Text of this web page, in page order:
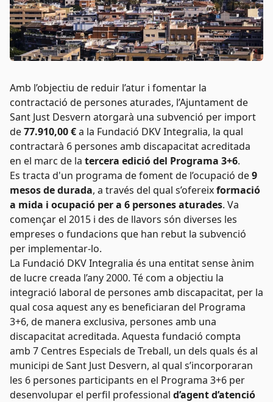
Amb l’objectiu de reduir l’atur i fomentar la
contractació de persones aturades, l’Ajuntament de
Sant Just Desvern atorgarà una subvenció per import
de77.910,00 €a la Fundació DKV Integralia, la qual
contractarà 6 persones amb discapacitat acreditada
en el marc de la tercera edició del Programa 3+6.
Es tracta d'un programa de foment de l’ocupació de9
mesos de durada, a través del qual s’ofereixformació
a mida i ocupació per a 6 persones aturades. Va
començar el 2015 i des de llavors són diverses les
empreses o fundacions que han rebut la subvenció
per implementar-lo.
La Fundació DKV Integralia és una entitat sense ànim
de lucre creada l’any 2000. Té com a objectiu la
integració laboral de persones amb discapacitat, per la
qual cosa aquest any es beneficiaran del Programa
3+6, de manera exclusiva, persones amb una
discapacitat acreditada. Aquesta fundació compta
amb 7 Centres Especials de Treball, un dels quals és al
municipi de Sant Just Desvern, al qual s’incorporaran
les 6 persones participants en el Programa 3+6 per
desenvolupar el perfil professional d’agent d’atenció